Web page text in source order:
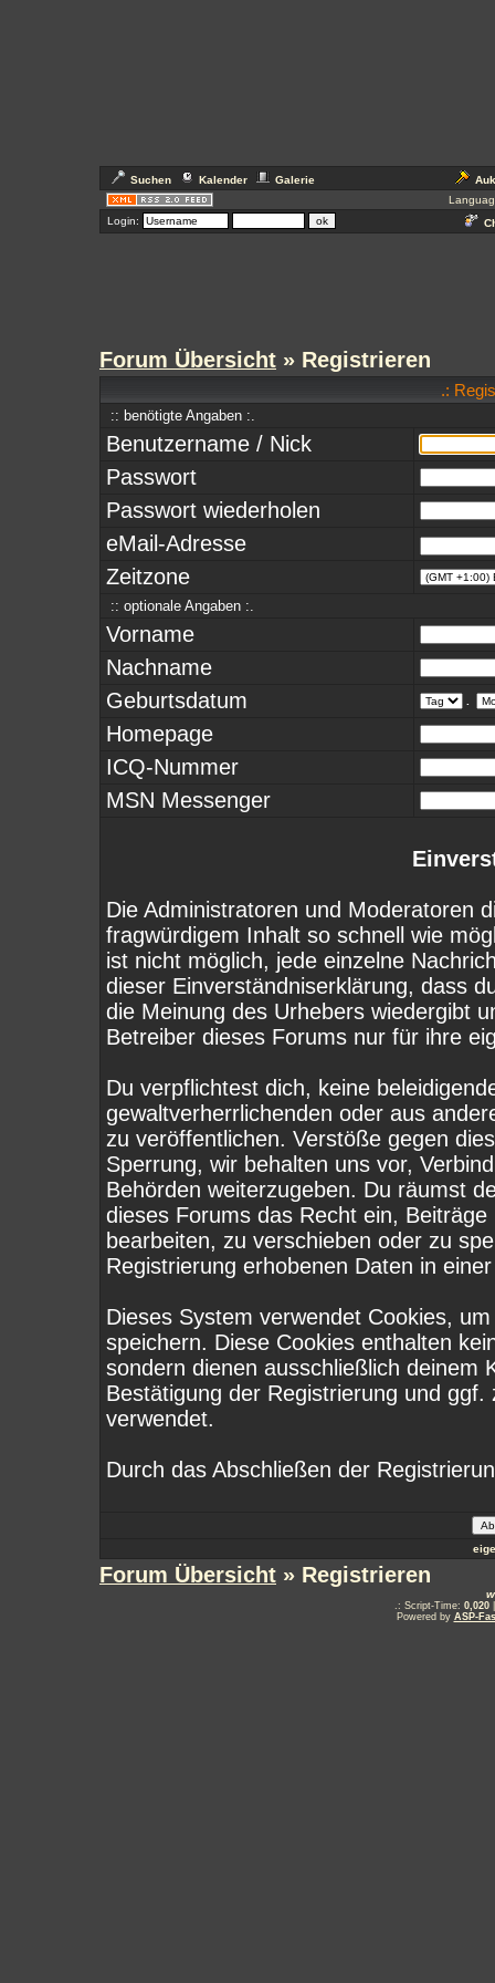
Suchen Kalender Galerie
Login:
Forum Übersicht » Registrieren
.:
:: benötigte Angaben :.
Benutzername / Nick
Passwort
Passwort wiederholen
eMail-Adresse
Zeitzone
:: optionale Angaben :.
Vorname
Nachname
Geburtsdatum
Homepage
ICQ-Nummer
MSN Messenger
Die Administratoren und Moderatoren
fragwürdigem Inhalt so schnell wie
ist nicht möglich, jede einzelne
dieser Einverständniserklärung, dass
die Meinung des Urhebers wiedergibt
Betreiber dieses Forums nur für ihre
Du verpflichtest dich, keine
gewaltverherrlichenden oder aus
zu veröffentlichen. Verstöße gegen
Sperrung, wir behalten uns vor,
Behörden weiterzugeben. Du räumst
dieses Forums das Recht ein,
bearbeiten, zu verschieben oder zu
Registrierung erhobenen Daten in
Dieses System verwendet Cookies,
speichern. Diese Cookies enthalten
sondern dienen ausschließlich deinem
Bestätigung der Registrierung und
verwendet.
Durch das Abschließen der
Forum Übersicht » Registrieren
.: Script-Time: 0,020
Powered by ASP-